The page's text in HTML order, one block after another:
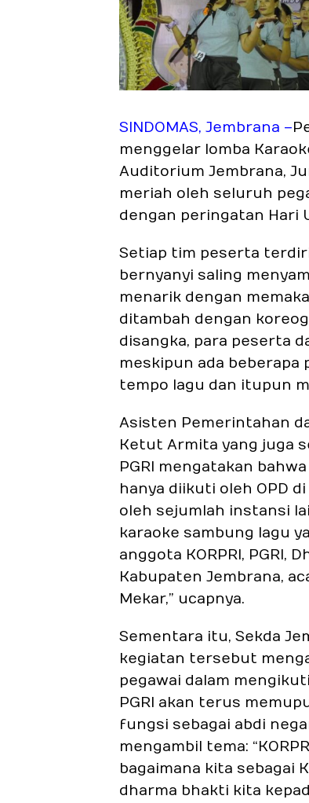
SINDOMAS, Jembrana –
menggelar lomba
Auditorium Jembrana,
meriah oleh seluruh
dengan peringatan Hari
Setiap tim peserta
bernyanyi saling
menarik dengan
ditambah dengan
disangka, para peserta
meskipun ada beberapa
tempo lagu dan itupun
Asisten Pemerintahan
Ketut Armita yang juga
PGRI mengatakan
hanya diikuti oleh OPD
oleh sejumlah instansi
karaoke sambung lagu
anggota KORPRI, PGRI,
Kabupaten Jembrana,
Mekar,” ucapnya.
Sementara itu, Sekda
kegiatan tersebut
pegawai dalam
PGRI akan terus
fungsi sebagai abdi
mengambil tema:
bagaimana kita sebagai
dharma bhakti kita